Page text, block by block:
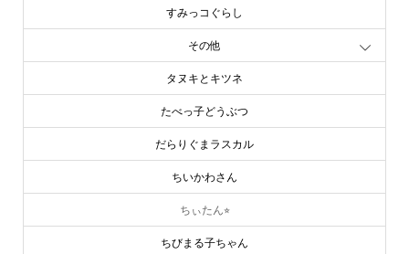
すみっコぐらし
その他
タヌキとキツネ
たべっ子どうぶつ
だらりぐまラスカル
ちいかわさん
ちぃたん⭐︎
ちびまる子ちゃん